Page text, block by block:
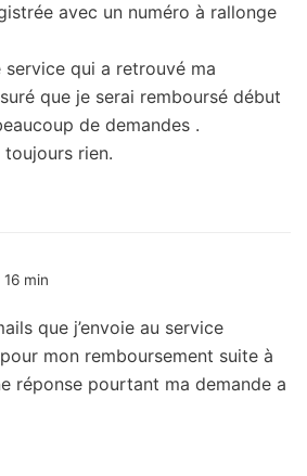
avec un numéro à rallonge
service qui a retrouvé ma
que je serai remboursé début
de demandes .
rien.
min
que j’envoie au service
mon remboursement suite à
réponse pourtant ma demande a